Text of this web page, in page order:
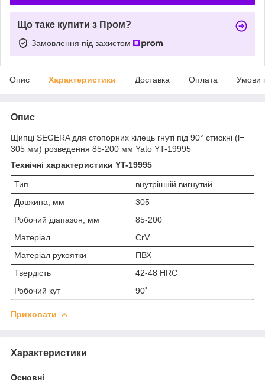
Що таке купити з Пром?
Замовлення під захистом
Опис Характеристики Доставка Оплата Умови
Опис
Щипці SEGERA для стопорних кілець гнуті під 90° стискні (l=
305 мм) розведення 85-200 мм Yato YT-19995
Технічні характеристики YT-19995
Тип
внутрішній вигнутий
Довжина, мм
305
Робочий діапазон, мм
85-200
Матеріал
CrV
Матеріал рукоятки
ПВХ
Твердість
42-48 HRC
Робочий кут
90˚
Приховати
Характеристики
Основні